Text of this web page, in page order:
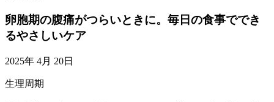
卵胞期の腹痛がつらいときに。毎日の食事ででき
るやさしいケア
2025年 4月 20日
生理周期